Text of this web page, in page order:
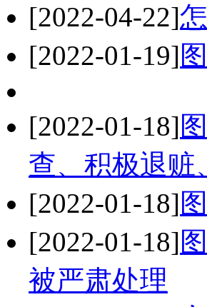
[2022-04-22]
[2022-01-19]
[2022-01-18]
查、积极退赃
[2022-01-18]
[2022-01-18]
被严肃处理